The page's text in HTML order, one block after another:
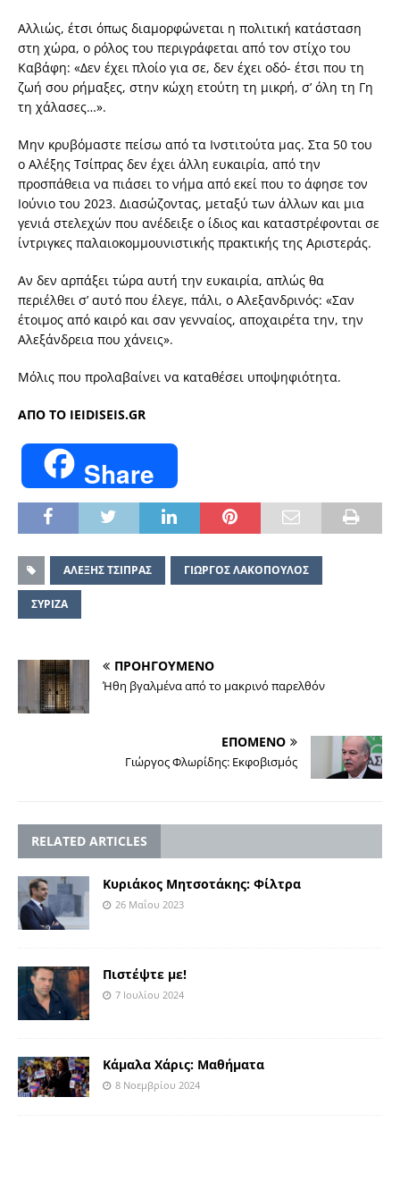
Αλλιώς, έτσι όπως διαμορφώνεται η πολιτική κατάσταση
στη χώρα, ο ρόλος του περιγράφεται από τον στίχο του
Καβάφη: «Δεν έχει πλοίο για σε, δεν έχει οδό- έτσι που τη
ζωή σου ρήμαξες, στην κώχη ετούτη τη μικρή, σ’ όλη τη Γη
τη χάλασες…».
Μην κρυβόμαστε πείσω από τα Ινστιτούτα μας. Στα 50 του
ο Αλέξης Τσίπρας δεν έχει άλλη ευκαιρία, από την
προσπάθεια να πιάσει το νήμα από εκεί που το άφησε τον
Ιούνιο του 2023. Διασώζοντας, μεταξύ των άλλων και μια
γενιά στελεχών που ανέδειξε ο ίδιος και καταστρέφονται σε
ίντριγκες παλαιοκομμουνιστικής πρακτικής της Αριστεράς.
Αν δεν αρπάξει τώρα αυτή την ευκαιρία, απλώς θα
περιέλθει σ’ αυτό που έλεγε, πάλι, ο Αλεξανδρινός: «Σαν
έτοιμος από καιρό και σαν γενναίος, αποχαιρέτα την, την
Αλεξάνδρεια που χάνεις».
Μόλις που προλαβαίνει να καταθέσει υποψηφιότητα.
AΠΟ ΤΟ IEIDISEIS.GR
Share
ΑΛΕΞΗΣ ΤΣΙΠΡΑΣ ΓΙΩΡΓΟΣ ΛΑΚΟΠΟΥΛΟΣ
ΣΥΡΙΖΑ
ΠΡΟΗΓΟΥΜΕΝΟ
Ήθη βγαλμένα από το μακρινό παρελθόν
ΕΠΟΜΕΝΟ
Γιώργος Φλωρίδης: Εκφοβισμός
RELATED ARTICLES
Κυριάκος Μητσοτάκης: Φίλτρα
26 Μαΐου 2023
Πιστέψτε με!
7 Ιουλίου 2024
Κάμαλα Χάρις: Μαθήματα
8 Νοεμβρίου 2024